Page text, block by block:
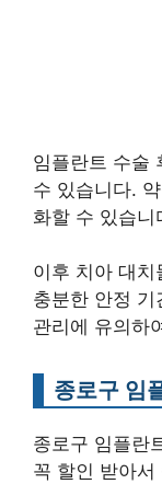
임플란트 수술
수 있습니다.
화할 수 있습니
이후 치아 대
충분한 안정 기
관리에 유의하
종로구 임
종로구 임플란
꼭 할인 받아서